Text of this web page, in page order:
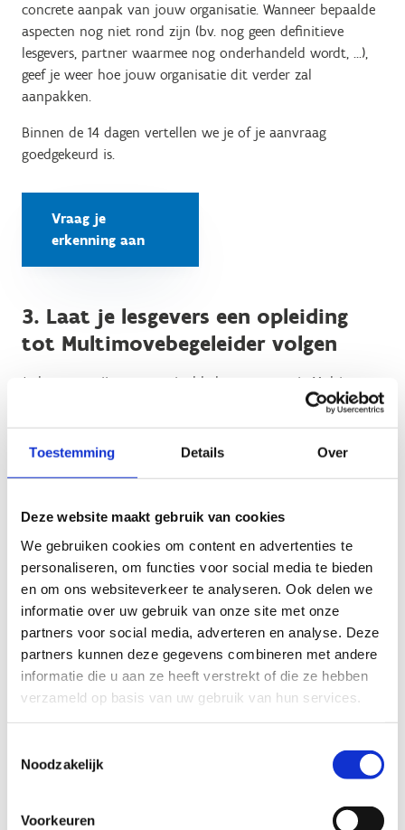
Toestemming Details Over
Deze website maakt gebruik van cookies
We gebruiken cookies om content en advertenties te
personaliseren, om functies voor social media te bieden
en om ons websiteverkeer te analyseren. Ook delen we
informatie over uw gebruik van onze site met onze
partners voor social media, adverteren en analyse. Deze
partners kunnen deze gegevens combineren met andere
informatie die u aan ze heeft verstrekt of die ze hebben
verzameld op basis van uw gebruik van hun services.
Noodzakelijk
Voorkeuren
concrete aanpak van jouw organisatie. Wanneer bepaalde
aspecten nog niet rond zijn (bv. nog geen definitieve
lesgevers, partner waarmee nog onderhandeld wordt, …),
geef je weer hoe jouw organisatie dit verder zal
aanpakken.
Binnen de 14 dagen vertellen we je of je aanvraag
goedgekeurd is.
Vraag je
erkenning aan
3. Laat je lesgevers een opleiding
tot Multimovebegeleider volgen
Je lesgevers zijn van cruciaal belang om van je Multimove-
activiteit een succes te maken. Om een bekwame en
gemotiveerde lesgever te garanderen verwachten we dat
lesgevers de opleiding Multimove- en Sportsnackbegeleider
opleidingen voor Multimovebegeleiders.
Lees meer over de opleiding Multimove- en
Sportsnackbegeleider
4. Ontvang je erkenning als
Multimove-organisatie
Wanneer de bovenstaande stappen in orde gebracht zijn,
ontvang je een Multimove-startpakket met flyers, affiches,
een raamsticker 'erkende Multimove-organisatie', 100
stickervellen, een vlaggenlijn en een pakket van een